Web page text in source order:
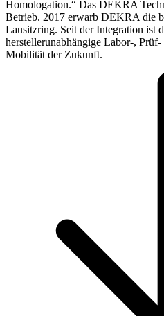
Homologation.“ Das DEKRA
Betrieb. 2017 erwarb DEKRA die
Lausitzring. Seit der Integration ist
herstellerunabhängige Labor-,
Mobilität der Zukunft.